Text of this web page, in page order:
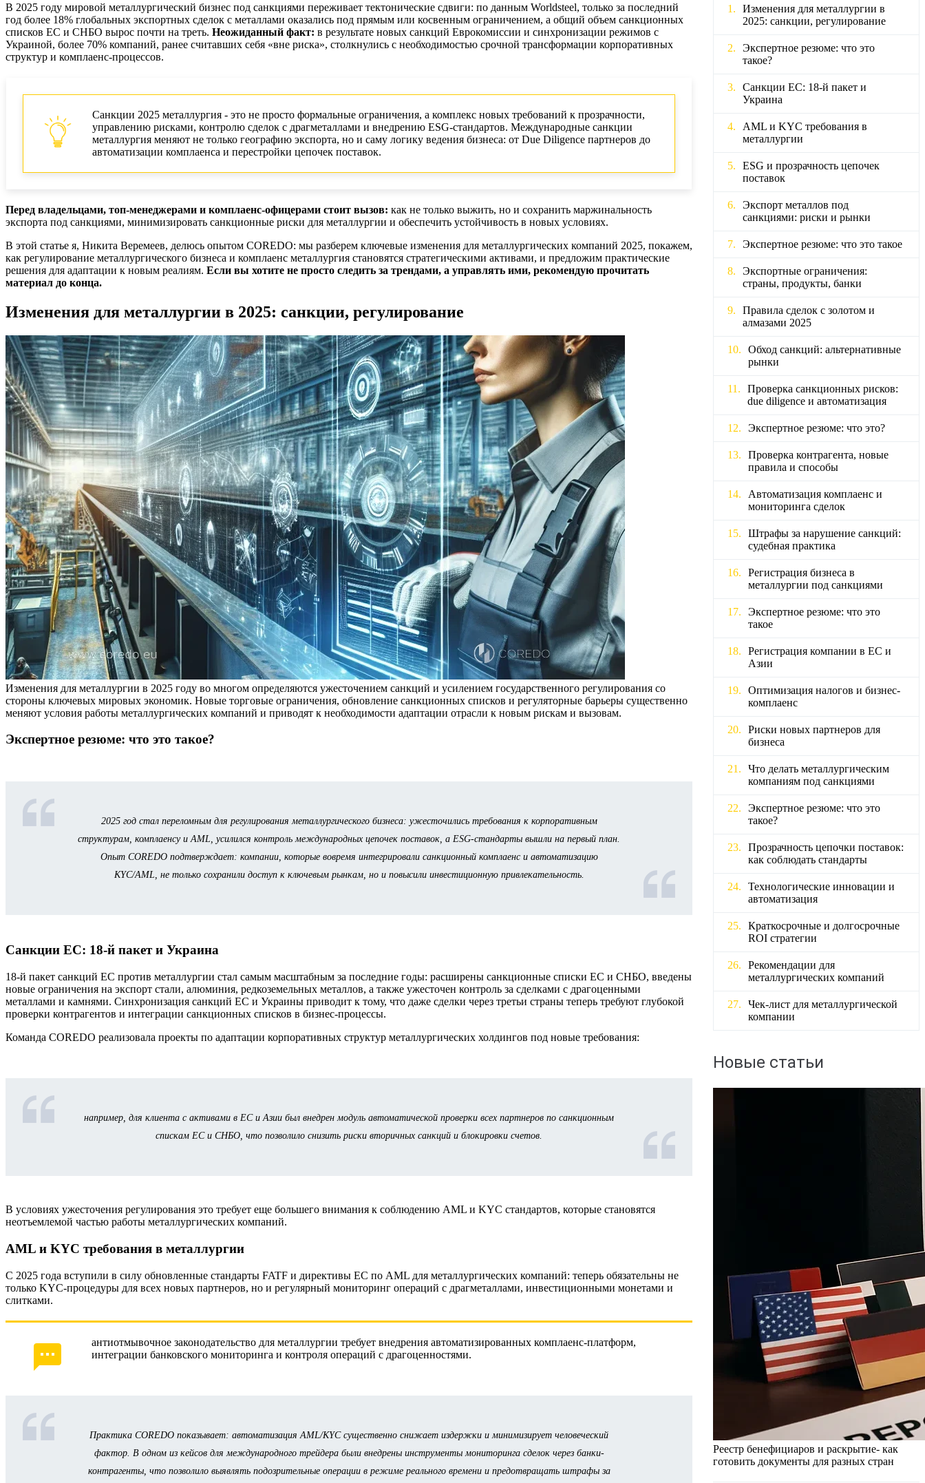
В 2025 году мировой металлургический бизнес под санкциями переживает тектонические сдвиги: по данным Worldsteel, только за последний
год более 18% глобальных экспортных сделок с металлами оказались под прямым или косвенным ограничением, а общий объем санкционных
списков ЕС и СНБО вырос почти на треть. Неожиданный факт: в результате новых санкций Еврокомиссии и синхронизации режимов с
Украиной, более 70% компаний, ранее считавших себя «вне риска», столкнулись с необходимостью срочной трансформации корпоративных
структур и комплаенс-процессов.
Санкции 2025 металлургия - это не просто формальные ограничения, а комплекс новых требований к прозрачности,
управлению рисками, контролю сделок с драгметаллами и внедрению ESG-стандартов. Международные санкции
металлургия меняют не только географию экспорта, но и саму логику ведения бизнеса: от Due Diligence партнеров до
автоматизации комплаенса и перестройки цепочек поставок.
Перед владельцами, топ-менеджерами и комплаенс-офицерами стоит вызов: как не только выжить, но и сохранить маржинальность
экспорта под санкциями, минимизировать санкционные риски для металлургии и обеспечить устойчивость в новых условиях.
В этой статье я, Никита Веремеев, делюсь опытом COREDO: мы разберем ключевые изменения для металлургических компаний 2025, покажем,
как регулирование металлургического бизнеса и комплаенс металлургия становятся стратегическими активами, и предложим практические
решения для адаптации к новым реалиям. Если вы хотите не просто следить за трендами, а управлять ими, рекомендую прочитать
материал до конца.
Изменения для металлургии в 2025: санкции, регулирование
Изменения для металлургии в 2025 году во многом определяются ужесточением санкций и усилением государственного регулирования со
стороны ключевых мировых экономик. Новые торговые ограничения, обновление санкционных списков и регуляторные барьеры существенно
меняют условия работы металлургических компаний и приводят к необходимости адаптации отрасли к новым рискам и вызовам.
Экспертное резюме: что это такое?
2025 год стал переломным для регулирования металлургического бизнеса: ужесточились требования к корпоративным
структурам, комплаенсу и AML, усилился контроль международных цепочек поставок, а ESG-стандарты вышли на первый план.
Опыт COREDO подтверждает: компании, которые вовремя интегрировали санкционный комплаенс и автоматизацию
KYC/AML, не только сохранили доступ к ключевым рынкам, но и повысили инвестиционную привлекательность.
Санкции ЕС: 18-й пакет и Украина
18-й пакет санкций ЕС против металлургии стал самым масштабным за последние годы: расширены санкционные списки ЕС и СНБО, введены
новые ограничения на экспорт стали, алюминия, редкоземельных металлов, а также ужесточен контроль за сделками с драгоценными
металлами и камнями. Синхронизация санкций ЕС и Украины приводит к тому, что даже сделки через третьи страны теперь требуют глубокой
проверки контрагентов и интеграции санкционных списков в бизнес-процессы.
Команда COREDO реализовала проекты по адаптации корпоративных структур металлургических холдингов под новые требования:
например, для клиента с активами в ЕС и Азии был внедрен модуль автоматической проверки всех партнеров по санкционным
спискам ЕС и СНБО, что позволило снизить риски вторичных санкций и блокировки счетов.
В условиях ужесточения регулирования это требует еще большего внимания к соблюдению AML и KYC стандартов, которые становятся
неотъемлемой частью работы металлургических компаний.
AML и KYC требования в металлургии
С 2025 года вступили в силу обновленные стандарты FATF и директивы ЕС по AML для металлургических компаний: теперь обязательны не
только KYC-процедуры для всех новых партнеров, но и регулярный мониторинг операций с драгметаллами, инвестиционными монетами и
слитками.
антиотмывочное законодательство для металлургии требует внедрения автоматизированных комплаенс-платформ,
интеграции банковского мониторинга и контроля операций с драгоценностями.
Практика COREDO показывает: автоматизация AML/KYC существенно снижает издержки и минимизирует человеческий
фактор. В одном из кейсов для международного трейдера были внедрены инструменты мониторинга сделок через банки-
контрагенты, что позволило выявлять подозрительные операции в режиме реального времени и предотвращать штрафы за
Изменения для металлургии в
2025: санкции, регулирование
Экспертное резюме: что это
такое?
Санкции ЕС: 18-й пакет и
Украина
AML и KYC требования в
металлургии
ESG и прозрачность цепочек
поставок
Экспорт металлов под
санкциями: риски и рынки
Экспертное резюме: что это такое
Экспортные ограничения:
страны, продукты, банки
Правила сделок с золотом и
алмазами 2025
Обход санкций: альтернативные
рынки
Проверка санкционных рисков:
due diligence и автоматизация
Экспертное резюме: что это?
Проверка контрагента, новые
правила и способы
Автоматизация комплаенс и
мониторинга сделок
Штрафы за нарушение санкций:
судебная практика
Регистрация бизнеса в
металлургии под санкциями
Экспертное резюме: что это
такое
Регистрация компании в ЕС и
Азии
Оптимизация налогов и бизнес-
комплаенс
Риски новых партнеров для
бизнеса
Что делать металлургическим
компаниям под санкциями
Экспертное резюме: что это
такое?
Прозрачность цепочки поставок:
как соблюдать стандарты
Технологические инновации и
автоматизация
Краткосрочные и долгосрочные
ROI стратегии
Рекомендации для
металлургических компаний
Чек-лист для металлургической
компании
Новые статьи
Реестр бенефициаров и раскрытие- как
готовить документы для разных стран